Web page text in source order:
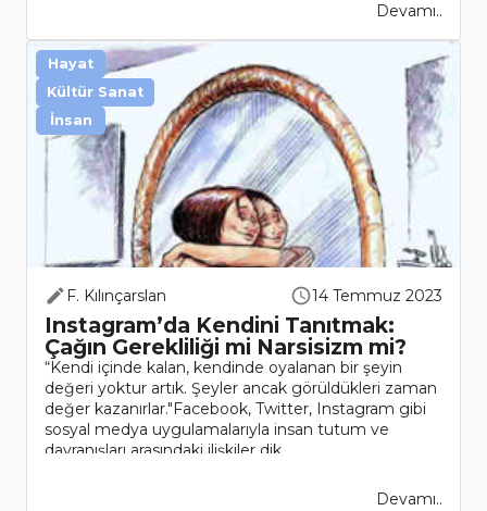
Devamı..
F. Kılınçarslan 14 Temmuz 2023
Instagram’da Kendini Tanıtmak:
Çağın Gerekliliği mi Narsisizm mi?
“Kendi içinde kalan, kendinde oyalanan bir şeyin
değeri yoktur artık. Şeyler ancak görüldükleri zaman
değer kazanırlar."Facebook, Twitter, Instagram gibi
sosyal medya uygulamalarıyla insan tutum ve
davranışları arasındaki ilişkiler dik..
Devamı..
Hayat
Kültür Sanat
İnsan